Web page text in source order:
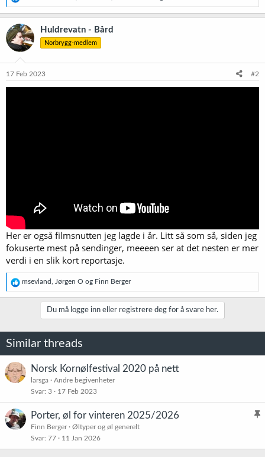
e
a
k
s
j
o
e
Huldrevatn - Bård
Norbrygg-medlem
17 Feb 2023 #2
Her er også filmsnutten jeg lagde i år. Litt så som så, siden jeg
fokuserte mest på sendinger, meeeen ser at det nesten er mer
verdi i en slik kort reportasje.
R
e
a
n
e
r
:
msevland Jørgen O og Finn Berger
Du må logge inn eller registrere deg for å svare her.
Similar threads
Norsk Kornølfestival 2020 på nett
larsga
Andre begivenheter
Svar 3 17 Feb 2023
K
s
Porter, øl for vinteren 2025/2026
Finn Berger
Øltyper og øl generelt
Svar 77 11 Jan 2026